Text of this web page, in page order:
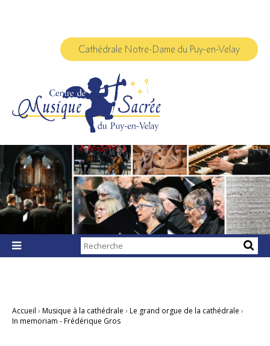
Cathédrale Notre-Dame du Puy-en-Velay

Chercher par
Recherche
Accueil › Musique à la cathédrale › Le grand orgue de la cathédrale ›
In memoriam - Frédérique Gros